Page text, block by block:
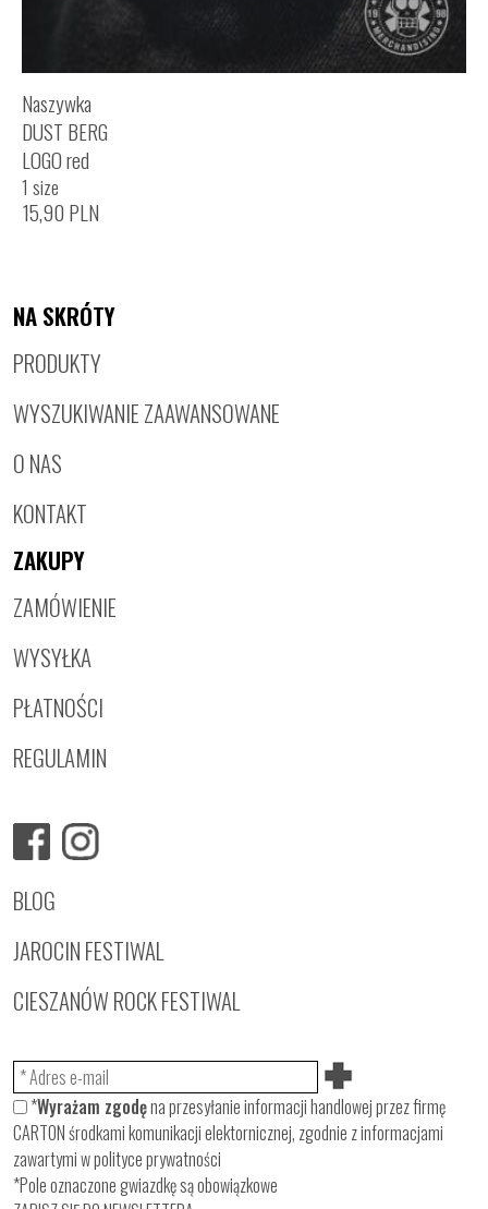
Naszywka
DUST BERG
LOGO red
1 size
15,90 PLN
NA SKRÓTY
PRODUKTY
WYSZUKIWANIE ZAAWANSOWANE
O NAS
KONTAKT
ZAKUPY
ZAMÓWIENIE
WYSYŁKA
PŁATNOŚCI
REGULAMIN
BLOG
JAROCIN FESTIWAL
CIESZANÓW ROCK FESTIWAL
*Wyrażam zgodęna przesyłanie informacji handlowej przez firmę
CARTON środkami komunikacji elektornicznej, zgodnie z informacjami
zawartymi wpolityce prywatności
*Pole oznaczone gwiazdkę są obowiązkowe